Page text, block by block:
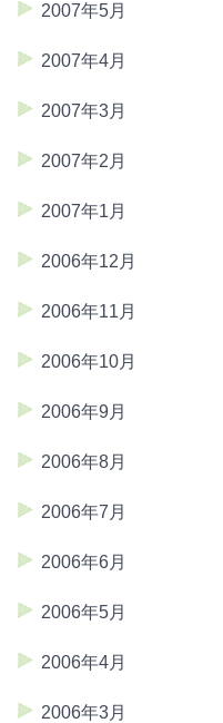
2007年5月
2007年4月
2007年3月
2007年2月
2007年1月
2006年12月
2006年11月
2006年10月
2006年9月
2006年8月
2006年7月
2006年6月
2006年5月
2006年4月
2006年3月